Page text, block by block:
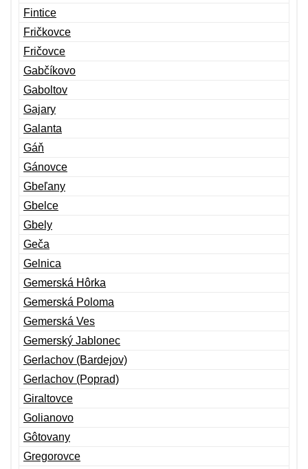
Fintice
Fričkovce
Fričovce
Gabčíkovo
Gaboltov
Gajary
Galanta
Gáň
Gánovce
Gbeľany
Gbelce
Gbely
Geča
Gelnica
Gemerská Hôrka
Gemerská Poloma
Gemerská Ves
Gemerský Jablonec
Gerlachov (Bardejov)
Gerlachov (Poprad)
Giraltovce
Golianovo
Gôtovany
Gregorovce